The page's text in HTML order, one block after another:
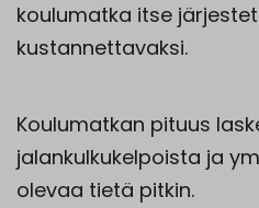
koulumatka itse
kustannettavaksi.
Koulumatkan pituus
jalankulkukelpoista ja
olevaa tietä pitkin.